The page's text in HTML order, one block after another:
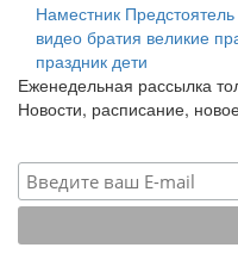
Наместник Предстоятель
видео братия великие
праздник дети
Еженедельная рассылка
Новости, расписание,